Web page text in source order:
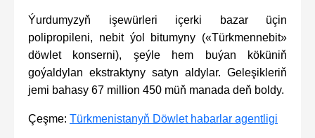
Ýurdumyzyň işewürleri içerki bazar üçin
polipropileni, nebit ýol bitumyny («Türkmennebit»
döwlet konserni), şeýle hem buýan köküniň
goýaldylan ekstraktyny satyn aldylar. Geleşikleriň
jemi bahasy 67 million 450 müň manada deň boldy.
Çeşme: Türkmenistanyň Döwlet habarlar agentligi